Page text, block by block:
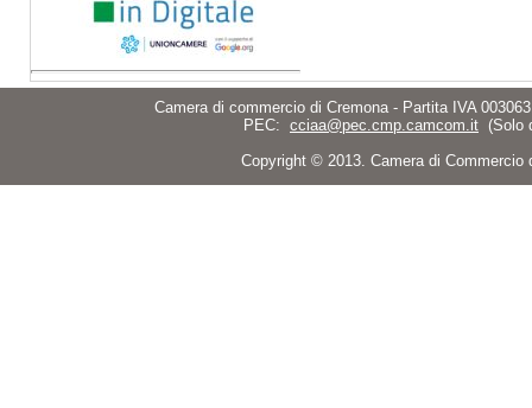
Camera di commercio di Cremona - Partita IVA
PEC: cciaa@pec.cmp.camcom.it (Solo
Copyright © 2013. Camera di